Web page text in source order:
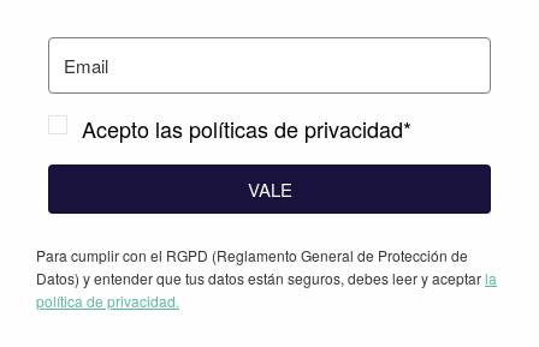
Acepto las políticas de privacidad*
VALE
Para cumplir con el RGPD (Reglamento General de Protección de
Datos) y entender que tus datos están seguros, debes leer y aceptarla
política de privacidad.